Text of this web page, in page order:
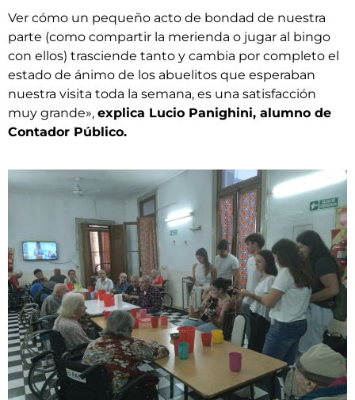
Ver cómo un pequeño acto de bondad de nuestra
parte (como compartir la merienda o jugar al bingo
con ellos) trasciende tanto y cambia por completo el
estado de ánimo de los abuelitos que esperaban
nuestra visita toda la semana, es una satisfacción
muy grande», explica Lucio Panighini, alumno de
Contador Público.